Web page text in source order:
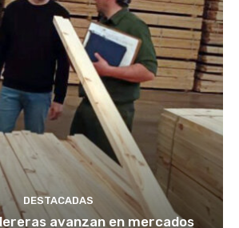
DESTACADAS
avanzan en mercados